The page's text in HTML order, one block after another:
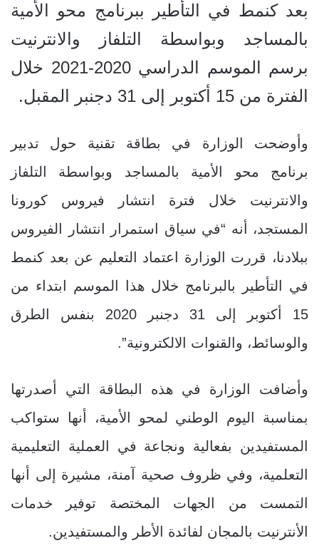
بعد كنمط في التأطير ببرنامج محو الأمية
بالمساجد وبواسطة التلفاز والانترنيت
برسم الموسم الدراسي 2020-2021 خلال
الفترة من 15 أكتوبر إلى 31 دجنبر المقبل.
وأوضحت الوزارة في بطاقة تقنية حول تدبير
برنامج محو الأمية بالمساجد وبواسطة التلفاز
والانترنيت خلال فترة انتشار فيروس كورونا
المستجد، أنه “في سياق استمرار انتشار الفيروس
ببلادنا، قررت الوزارة اعتماد التعليم عن بعد كنمط
في التأطير بالبرنامج خلال هذا الموسم ابتداء من
15 أكتوبر إلى 31 دجنبر 2020 بنفس الطرق
والوسائط، والقنوات الالكترونية”.
وأضافت الوزارة في هذه البطاقة التي أصدرتها
بمناسبة اليوم الوطني لمحو الأمية، أنها ستواكب
المستفيدين بفعالية ونجاعة في العملية التعليمية
التعلمية، وفي ظروف صحية آمنة، مشيرة إلى أنها
التمست من الجهات المختصة توفير خدمات
الأنترنيت بالمجان لفائدة الأطر والمستفيدين.